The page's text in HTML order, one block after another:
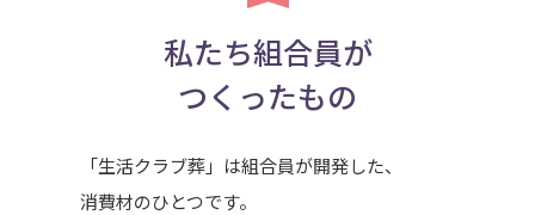
私たち組合員が
つくったもの
「生活クラブ葬」は組合員が開発した、
消費材のひとつです。